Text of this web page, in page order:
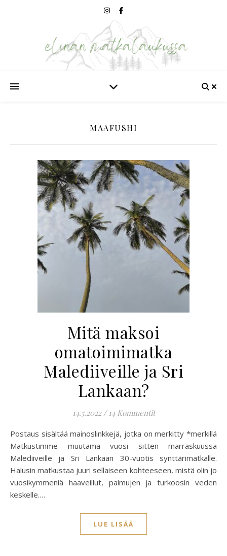
MAAFUSHI
Mitä maksoi
omatoimimatka
Malediiveille ja Sri
Lankaan?
14.5.2022 / 14 Kommentit
Postaus sisältää mainoslinkkejä, jotka on merkitty *merkillä
Matkustimme muutama vuosi sitten marraskuussa
Malediiveille ja Sri Lankaan 30-vuotis synttärimatkalle.
Halusin matkustaa juuri sellaiseen kohteeseen, mistä olin jo
vuosikymmeniä haaveillut, palmujen ja turkoosin veden
keskelle.…
LUE LISÄÄ